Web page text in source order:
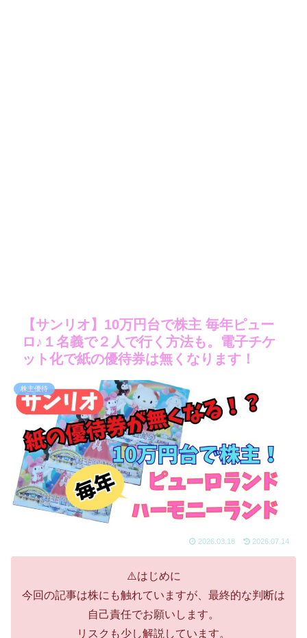
【サンリオ】10万円台で株主 毎年ピュー
ロ♪１名義で２人で行く方法も。電子チケ
ット化で紙の優待券は無くなります！
株主優待
2026.03.18 2026.07.14
⚠️はじめに
今回の記事は株にも触れていますが、最終的な判断は
自己責任でお願いします。
リスクも少し解説しています。